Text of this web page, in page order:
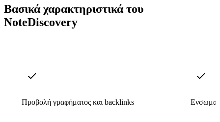
Βασικά χαρακτηριστικά του
NoteDiscovery
Προβολή γραφήματος και backlinks